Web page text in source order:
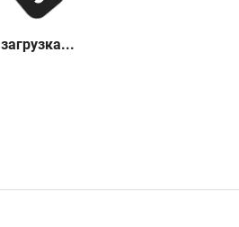
загрузка...